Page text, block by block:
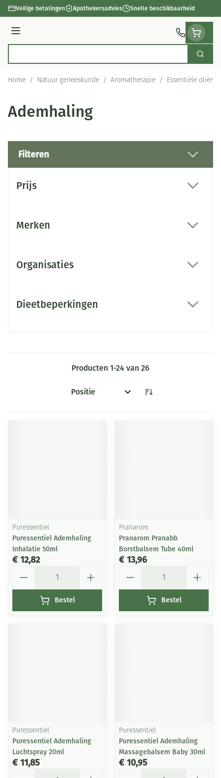
Ga naar de inhoud
Veilige betalingen Apothekersadvies Snelle beschikbaarheid
Menu
Zoek
Home / Natuur geneeskunde / Aromatherapie / Essentiële oliën
Ademhaling
Filteren
Prijs
Merken
Organisaties
Dieetbeperkingen
Producten 1-24 van 26
Sorteer op:
Puressentiel
Puressentiel Ademhaling
Inhalatie 50ml
€ 12,82
Bestel
Pranarom
Pranarom Pranabb
Borstbalsem Tube 40ml
€ 13,96
Bestel
Puressentiel
Puressentiel Ademhaling
Luchtspray 20ml
€ 11,85
Puressentiel
Puressentiel Ademhaling
Massagebalsem Baby 30ml
€ 10,95